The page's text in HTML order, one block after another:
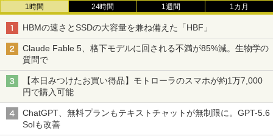
1時間 24時間 1週間 1カ月
HBMの速さとSSDの大容量を兼ね備えた「HBF」
Claude Fable 5、格下モデルに回される不満が85%減。生物学の
質問で
【本日みつけたお買い得品】モトローラのスマホが約1万7,000
円で購入可能
ChatGPT、無料プランもテキストチャットが無制限に。GPT-5.6
Solも改善